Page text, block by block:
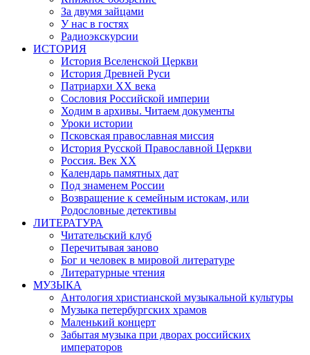
За двумя зайцами
У нас в гостях
Радиоэкскурсии
ИСТОРИЯ
История Вселенской Церкви
История Древней Руси
Патриархи XX века
Сословия Российской империи
Ходим в архивы. Читаем документы
Уроки истории
Псковская православная миссия
История Русской Православной Церкви
Россия. Век ХХ
Календарь памятных дат
Под знаменем России
Возвращение к семейным истокам, или
Родословные детективы
ЛИТЕРАТУРА
Читательский клуб
Перечитывая заново
Бог и человек в мировой литературе
Литературные чтения
МУЗЫКА
Антология христианской музыкальной культуры
Музыка петербургских храмов
Маленький концерт
Забытая музыка при дворах российских
императоров